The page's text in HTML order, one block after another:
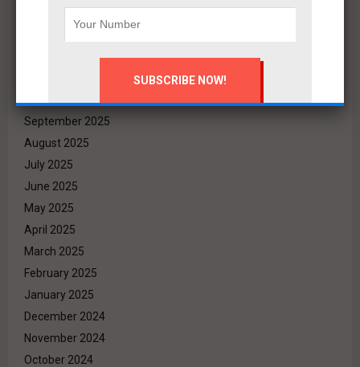
December 2025
September 2025
August 2025
July 2025
June 2025
May 2025
April 2025
March 2025
February 2025
January 2025
December 2024
November 2024
October 2024